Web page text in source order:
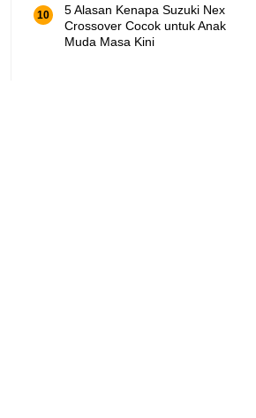
5 Alasan Kenapa Suzuki Nex
Crossover Cocok untuk Anak
Muda Masa Kini